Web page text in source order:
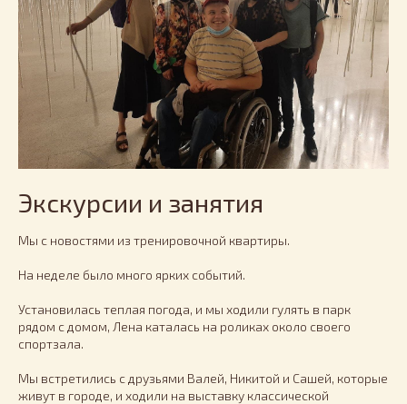
Экскурсии и занятия
Мы с новостями из тренировочной квартиры.
На неделе было много ярких событий.
Установилась теплая погода, и мы ходили гулять в парк
рядом с домом, Лена каталась на роликах около своего
спортзала.
Мы встретились с друзьями Валей, Никитой и Сашей, которые
живут в городе, и ходили на выставку классической